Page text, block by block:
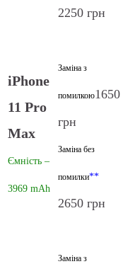
2250 грн
iPhone
11 Pro
Max
Ємність –
3969 mAh
Заміна з
помилкою1650
грн
Заміна без
помилки**
2650 грн
Заміна з